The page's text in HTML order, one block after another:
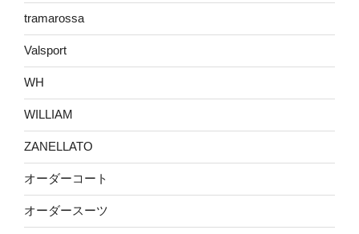
tramarossa
Valsport
WH
WILLIAM
ZANELLATO
オーダーコート
オーダースーツ